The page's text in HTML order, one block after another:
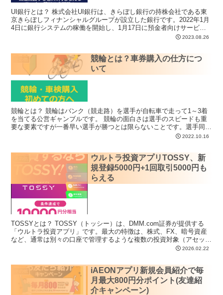
UI銀行とは？ 株式会社UI銀行は、きらぼし銀行の持株会社である東
京きらぼしフィナンシャルグループが設立した銀行です。2022年1月
4日に銀行システムの稼働を開始し、1月17日に預金者向けサービス
2023.08.26
競輪とは？車券購入の仕方につ
いて
競輪とは？ 競輪はバンク（競走路）を選手が自転車で走って1～3着
を当てる公営ギャンブルです。 競輪の面白さは選手のスピードも重
要な要素ですが一番早い選手が勝つとは限らないことです。選手同士
2022.10.16
ウルトラ投資アプリTOSSY、新
規登録5000円+1回取引5000円も
らえる
TOSSYとは？ TOSSY（トッシー）は、DMM.com証券が提供する
「ウルトラ投資アプリ」です。最大の特徴は、株式、FX、暗号資産
など、通常は別々の口座で管理するような複数の投資対象（アセッ
2026.02.22
iAEONアプリ新規会員紹介で毎
月最大800円分ポイント(友達紹
介キャンペーン)